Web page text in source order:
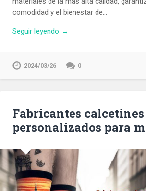
comodidad y el bienestar de…
Seguir leyendo →
2024/03/26 0
Fabricantes calcetines
personalizados para